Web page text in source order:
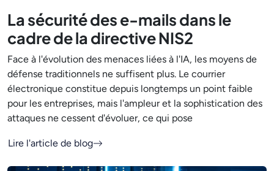
La sécurité des e-mails dans le
cadre de la directive NIS2
Face à l'évolution des menaces liées à l'IA, les moyens de
défense traditionnels ne suffisent plus. Le courrier
électronique constitue depuis longtemps un point faible
pour les entreprises, mais l'ampleur et la sophistication des
attaques ne cessent d'évoluer, ce qui pose
Lire l'article de blog